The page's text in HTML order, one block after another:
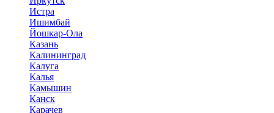
Истра
Ишимбай
Йошкар-Ола
Казань
Калининград
Калуга
Калья
Камышин
Канск
Карачев